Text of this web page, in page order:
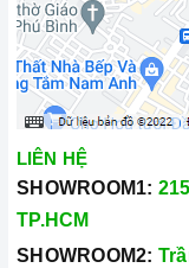
lượng và nguồn gốc
mang đến cho quý
tận tâm và chính
Xem thêm tại đây:
chữa thiết bị nhà bếp
LIÊN HỆ
SHOWROOM1:
TP.HCM
SHOWROOM2: